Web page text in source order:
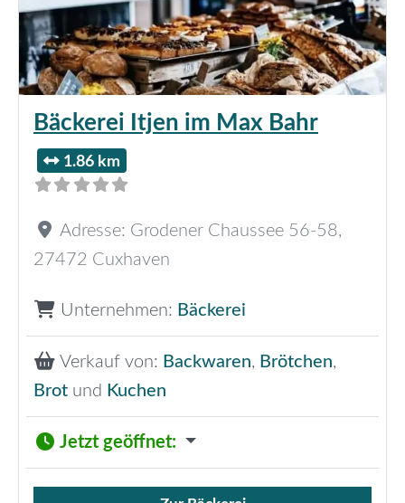
Bäckerei Itjen im Max Bahr
1.86 km
Adresse: Grodener Chaussee 56-58,
27472 Cuxhaven
Unternehmen: Bäckerei
Verkauf von: Backwaren, Brötchen,
Brot und Kuchen
Jetzt geöffnet: